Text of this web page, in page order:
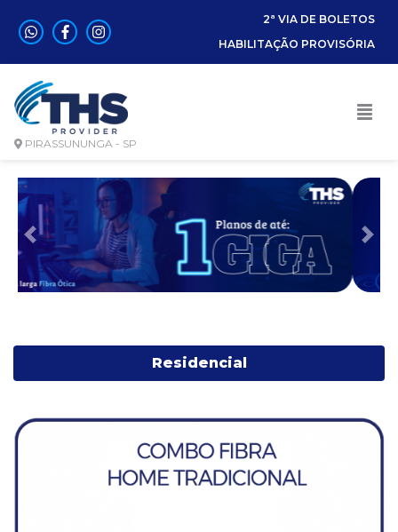
2ª VIA DE BOLETOS
HABILITAÇÃO PROVISÓRIA
PIRASSUNUNGA - SP
Anterior
Residencial